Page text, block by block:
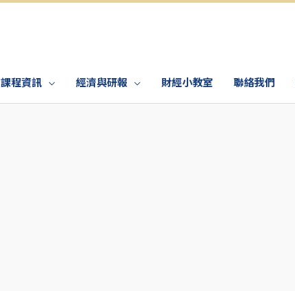
課程資訊 經濟與研報 財經小教室 聯絡我們